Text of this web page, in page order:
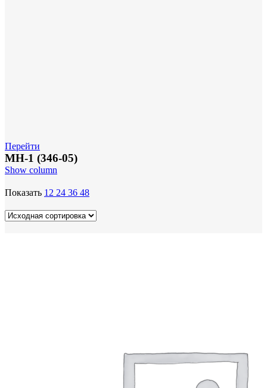
Перейти
МН-1 (346-05)
Show column
Показать 12 24 36 48